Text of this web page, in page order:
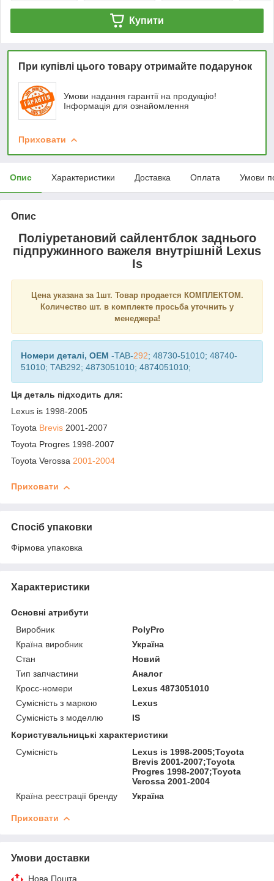
Купити
При купівлі цього товару отримайте подарунок
Умови надання гарантії на продукцію!
Інформація для ознайомлення
Приховати
Опис Характеристики Доставка Оплата Умови
Опис
Поліуретановий сайлентблок заднього
підпружинного важеля внутрішній Lexus
Is
Цена указана за 1шт. Товар продается КОМПЛЕКТОМ.
Количество шт. в комплекте просьба уточнить у
менеджера!
Номери деталі, OEM -TAB-292; 48730-51010; 48740-
51010; TAB292; 4873051010; 4874051010;
Ця деталь підходить для:
Lexus is 1998-2005
Toyota Brevis 2001-2007
Toyota Progres 1998-2007
Toyota Verossa 2001-2004
Приховати
Спосіб упаковки
Фірмова упаковка
Характеристики
Основні атрибути
Виробник
PolyPro
Країна виробник
Україна
Стан
Новий
Тип запчастини
Аналог
Кросс-номери
Lexus 4873051010
Сумісність з маркою
Lexus
Сумісність з моделлю
IS
Користувальницькі характеристики
Сумісність
Lexus is 1998-2005;Toyota
Brevis 2001-2007;Toyota
Progres 1998-2007;Toyota
Verossa 2001-2004
Країна реєстрації бренду
Україна
Приховати
Умови доставки
Нова Пошта